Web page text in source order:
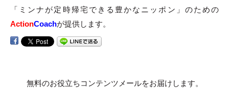
「ミンナが定時帰宅できる豊かなニッポン」のための
ActionCoachが提供します。
無料のお役立ちコンテンツメールをお届けします。